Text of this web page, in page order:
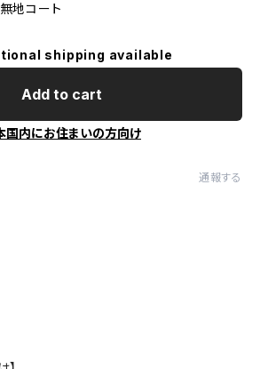
地コート
shipping available
Add to cart
国内にお住まいの方向け
通報する